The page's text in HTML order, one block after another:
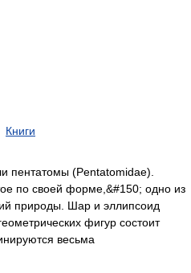
Книги
пентатомы (Pentatomidae).
по своей форме,&#150; одно из
природы. Шар и эллипсоид
фигур состоит
весьма